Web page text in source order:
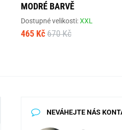
MODRÉ BARVĚ
Dostupné velikosti:XXL
465 Kč 670 Kč
NEVÁHEJTE NÁS